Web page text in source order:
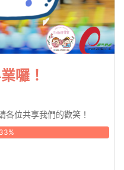
囉！
各位共享我們的歡笑！